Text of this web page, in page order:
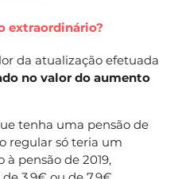
extraordinário?
da atualização efetuada
no valor do aumento
tenha uma pensão de
regular só teria um
pensão de 2019,